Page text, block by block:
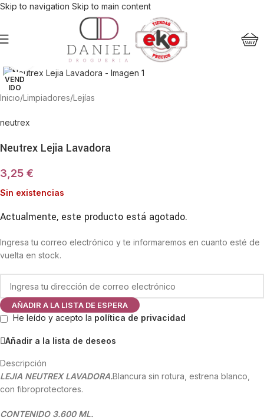
Skip to navigation Skip to main content
VEND
IDO
Haga Click para agrandar
Inicio/Limpiadores/Lejías
neutrex
Neutrex Lejia Lavadora
3,25 €
Sin existencias
Actualmente, este producto está agotado.
Ingresa tu correo electrónico y te informaremos en cuanto esté de
vuelta en stock.
AÑADIR A LA LISTA DE ESPERA
He leído y acepto la política de privacidad
Añadir a la lista de deseos
Descripción
LEJIA NEUTREX LAVADORA.Blancura sin rotura, estrena blanco,
con fibroprotectores.
CONTENIDO 3.600 ML.